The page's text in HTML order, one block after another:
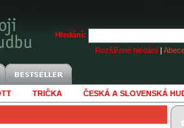
Hledání:
Rozšířené hledání |
TRIČKA ČESKÁ A SLOVENSKÁ